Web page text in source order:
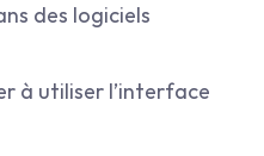
des logiciels
à utiliser l’interface